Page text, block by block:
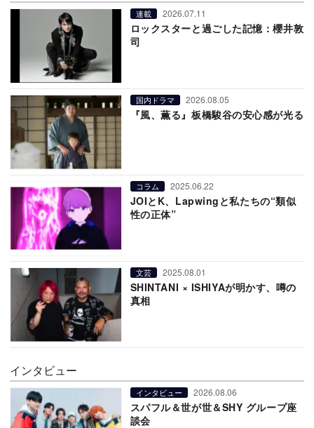
連載 2026.07.11
ロックスターと過ごした記憶：櫻井敦
司
国内ドラマ 2026.08.05
『風、薫る』板橋駿谷の安心感が光る
コラム 2025.06.22
JOIとK、Lapwingと私たちの“類似
性の正体”
文芸 2025.08.01
SHINTANI × ISHIYAが明かす、噂の
真相
インタビュー
インタビュー 2026.08.06
スパフル＆世が世＆SHY グループ座
談会